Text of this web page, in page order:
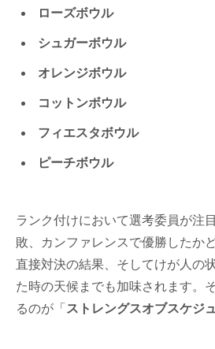
ローズボウル
シュガーボウル
オレンジボウル
コットンボウル
フィエスタボウル
ピーチボウル
ランク付けにおいて選考委員が注
敗、カンファレンスで優勝したか
直接対決の結果、そしてけが人の
た時の天候までも加味されます。
るのが「 ストレングスオブスケジ